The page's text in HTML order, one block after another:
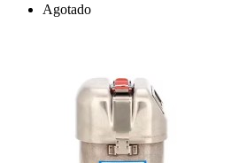
Agotado